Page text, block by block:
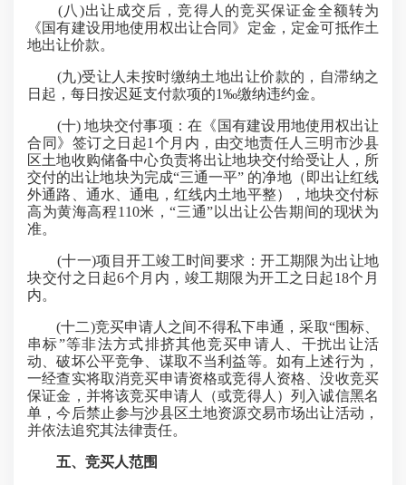
(八)出让成交后，竞得人的竞买保证金全额转为
《国有建设用地使用权出让合同》定金，定金可抵作土
地出让价款。
(九)受让人未按时缴纳土地出让价款的，自滞纳之
日起，每日按迟延支付款项的1‰缴纳违约金。
(十) 地块交付事项：在《国有建设用地使用权出让
合同》签订之日起1个月内，由交地责任人三明市沙县
区土地收购储备中心负责将出让地块交付给受让人，所
交付的出让地块为完成“三通一平” 的净地（即出让红线
外通路、通水、通电，红线内土地平整），地块交付标
高为黄海高程110米，“三通”以出让公告期间的现状为
准。
(十一)项目开工竣工时间要求：开工期限为出让地
块交付之日起6个月内，竣工期限为开工之日起18个月
内。
(十二)竞买申请人之间不得私下串通，采取“围标、
串标”等非法方式排挤其他竞买申请人、干扰出让活
动、破坏公平竞争、谋取不当利益等。如有上述行为，
一经查实将取消竞买申请资格或竞得人资格、没收竞买
保证金，并将该竞买申请人（或竞得人）列入诚信黑名
单，今后禁止参与沙县区土地资源交易市场出让活动，
并依法追究其法律责任。
五、竞买人范围